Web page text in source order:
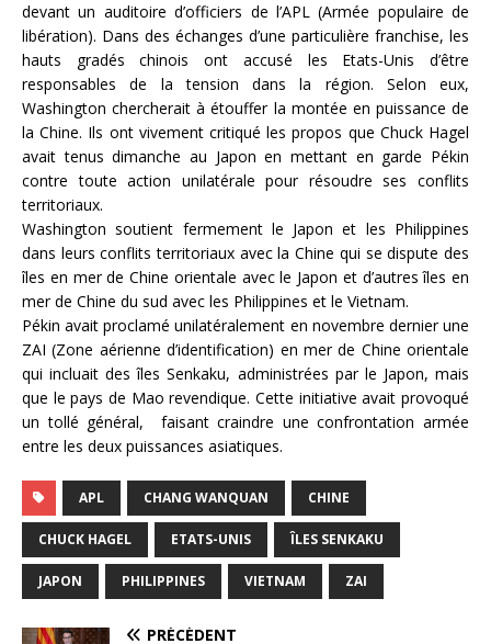
devant un auditoire d’officiers de l’APL (Armée populaire de
libération). Dans des échanges d’une particulière franchise, les
hauts gradés chinois ont accusé les Etats-Unis d’être
responsables de la tension dans la région. Selon eux,
Washington chercherait à étouffer la montée en puissance de
la Chine. Ils ont vivement critiqué les propos que Chuck Hagel
avait tenus dimanche au Japon en mettant en garde Pékin
contre toute action unilatérale pour résoudre ses conflits
territoriaux.
Washington soutient fermement le Japon et les Philippines
dans leurs conflits territoriaux avec la Chine qui se dispute des
îles en mer de Chine orientale avec le Japon et d’autres îles en
mer de Chine du sud avec les Philippines et le Vietnam.
Pékin avait proclamé unilatéralement en novembre dernier une
ZAI (Zone aérienne d’identification) en mer de Chine orientale
qui incluait des îles Senkaku, administrées par le Japon, mais
que le pays de Mao revendique. Cette initiative avait provoqué
un tollé général, faisant craindre une confrontation armée
entre les deux puissances asiatiques.
APL CHANG WANQUAN CHINE
CHUCK HAGEL ETATS-UNIS ÎLES SENKAKU
JAPON PHILIPPINES VIETNAM ZAI
PRÉCÉDENT